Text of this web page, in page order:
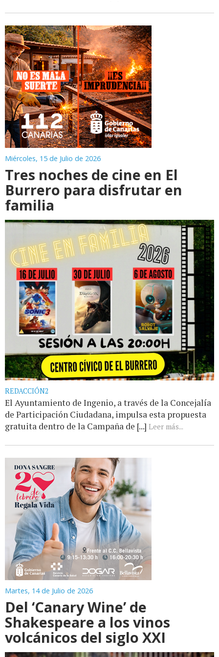
Miércoles, 15 de Julio de 2026
Tres noches de cine en El
Burrero para disfrutar en
familia
REDACCIÓN2
El Ayuntamiento de Ingenio, a través de la Concejalía
de Participación Ciudadana, impulsa esta propuesta
gratuita dentro de la Campaña de [...] Leer más...
Martes, 14 de Julio de 2026
Del ‘Canary Wine’ de
Shakespeare a los vinos
volcánicos del siglo XXI